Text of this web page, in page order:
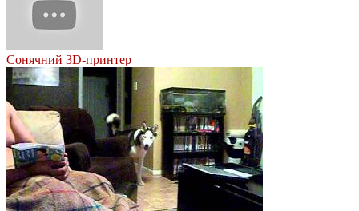
Сонячний 3D-принтер